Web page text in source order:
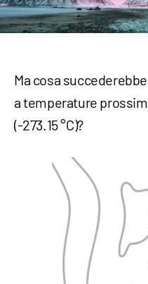
Ma cosa
a temperature
(-273.15 °C)?